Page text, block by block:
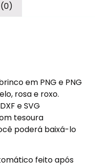
em PNG e PNG
rosa e roxo.
e SVG
tesoura
poderá baixá-lo
feito após